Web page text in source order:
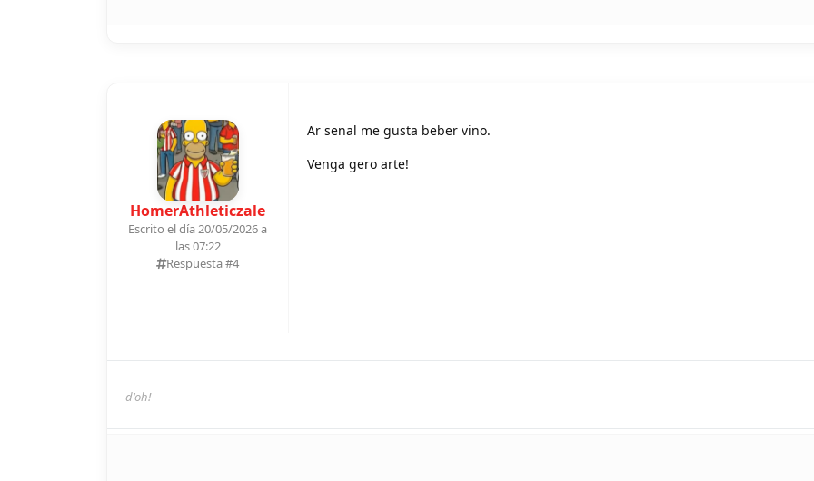
HomerAthleticzale
Escrito el día 20/05/2026 a
las 07:22
Respuesta #4
Ar senal me gusta beber vino.
Venga gero arte!
d'oh!